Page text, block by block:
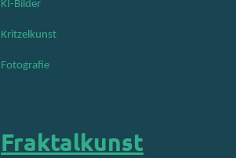
KI-Bilder
Kritzelkunst
Fotografie
Fraktalkunst